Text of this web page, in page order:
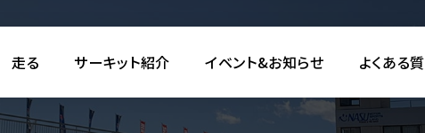
走る サーキット紹介 イベント&お知らせ よくある